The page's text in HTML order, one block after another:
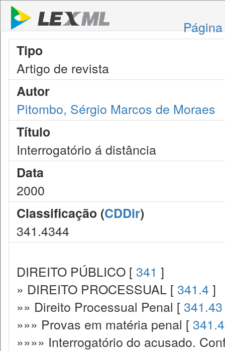
Tipo
Artigo de revista
Autor
Pitombo, Sérgio Marcos de Moraes
Título
Interrogatório á distância
Data
2000
Classificação (CDDir)
341.4344
DIREITO PÚBLICO [ 341 ]
» DIREITO PROCESSUAL [ 341.4 ]
»» Direito Processual Penal [ 341.43
»»» Provas em matéria penal [
»»»» Interrogatório do acusado.